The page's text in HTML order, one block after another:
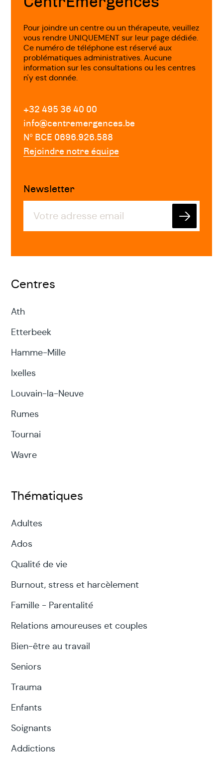
Pour joindre un centre ou un thérapeute, veuillez
vous rendre UNIQUEMENT sur leur page dédiée.
Ce numéro de téléphone est réservé aux
problématiques administratives. Aucune
information sur les consultations ou les centres
n'y est donnée.
+32 495 36 40 00
info@centremergences.be
Nº BCE 0696.926.588
Rejoindre notre équipe
Newsletter
Centres
Ath
Etterbeek
Hamme-Mille
Ixelles
Louvain-la-Neuve
Rumes
Tournai
Wavre
Thématiques
Adultes
Ados
Qualité de vie
Burnout, stress et harcèlement
Famille - Parentalité
Relations amoureuses et couples
Bien-être au travail
Seniors
Trauma
Enfants
Soignants
Addictions